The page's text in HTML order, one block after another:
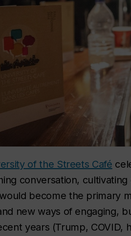
of the Streets Café
conversation,
become the primary
new ways of engaging,
years (Trump, COVID,